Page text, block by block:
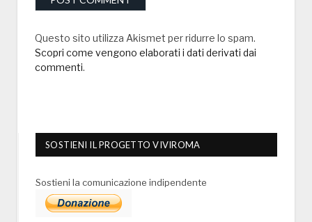
Questo sito utilizza Akismet per ridurre lo spam.
Scopri come vengono elaborati i dati derivati dai
commenti.
SOSTIENI IL PROGETTO VIVIROMA
Sostieni la comunicazione indipendente